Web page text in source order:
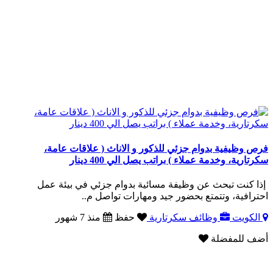
فرص وظيفية بدوام جزئي للذكور و الاناث ( علاقات عامة،
سكرتارية، وخدمة عملاء ) براتب يصل الي 400 دينار
إذا كنت تبحث عن وظيفة مسائية بدوام جزئي في بيئة عمل
احترافية، وتتمتع بحضور جيد ومهارات تواصل م..
الكويت وظائف سكرتارية حفظ منذ 7 شهور
أضف للمفضلة